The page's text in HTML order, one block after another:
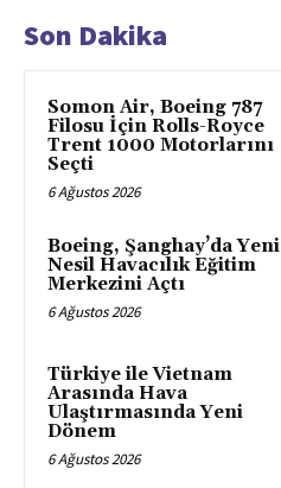
Son Dakika
Somon Air, Boeing 787
Filosu İçin Rolls-Royce
Trent 1000 Motorlarını
Seçti
6 Ağustos 2026
Boeing, Şanghay’da Yeni
Nesil Havacılık Eğitim
Merkezini Açtı
6 Ağustos 2026
Türkiye ile Vietnam
Arasında Hava
Ulaştırmasında Yeni
Dönem
6 Ağustos 2026